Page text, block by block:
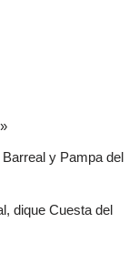
y Pampa del
dique Cuesta del